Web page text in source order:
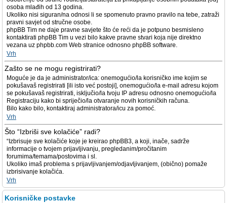
osoba mlađih od 13 godina.
Ukoliko nisi siguran/na odnosi li se spomenuto pravno pravilo na tebe, zatraži
pravni savjet od stručne osobe.
phpBB Tim ne daje pravne savjete što će reći da je potpuno besmisleno
kontaktirati phpBB Tim u vezi bilo kakve pravne stvari koja nije direktno
vezana uz phpbb.com Web stranice odnosno phpBB software.
Vrh
Zašto se ne mogu registrirati?
Moguće je da je administrator/ica: onemogućio/la korisničko ime kojim se
pokušavaš registrirati [ili isto već postoji], onemogućio/la e-mail adresu kojom
se pokušavaš registrirati, isključio/la tvoju IP adresu odnosno onemogućio/la
Registraciju kako bi spriječio/la otvaranje novih korisničkih računa.
Bilo kako bilo, kontaktiraj administratora/icu za pomoć.
Vrh
Što “Izbriši sve kolačiće” radi?
“Izbrisuje sve kolačiće koje je kreirao phpBB3, a koji, inače, sadrže
informacije o tvojem prijavljivanju, pregledanim/pročitanim
forumima/temama/postovima i sl.
Ukoliko imaš problema s prijavljivanjem/odjavljivanjem, (obično) pomaže
izbrisivanje kolačića.
Vrh
Korisničke postavke